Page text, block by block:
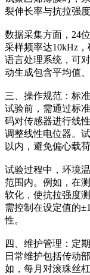
裂伸长率与抗拉强
数据采集方面，24
采样频率达10kHz
语言处理系统，可
动生成包含平均值
三、操作规范：标
试验前，需通过标
码对传感器进行线
调整线性电位器。
以内，避免偏心载
试验过程中，环境
范围内。例如，在
软化，使抗拉强度
需控制在设定值的
性。
四、维护管理：定
日常维护包括传动
如，每月对滚珠丝